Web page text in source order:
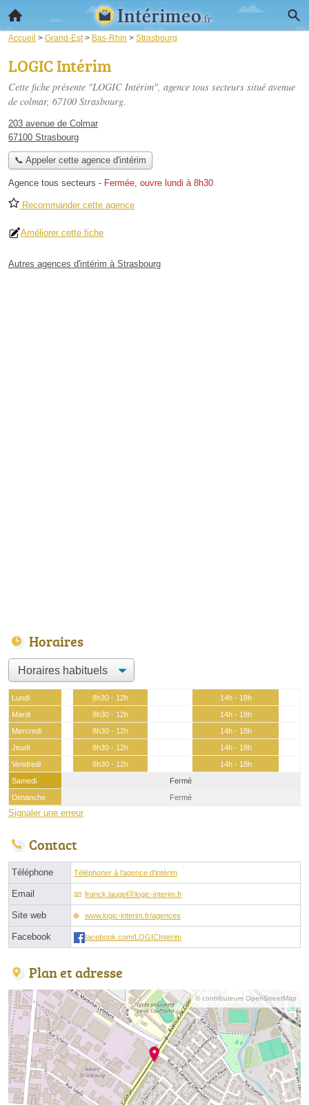
Accueil > Grand-Est> Bas-Rhin > Strasbourg
LOGIC Intérim
Cette fiche présente "LOGIC Intérim", agence tous secteurs situé avenue
de colmar, 67100 Strasbourg.
203 avenue de Colmar
67100 Strasbourg
📞 Appeler cette agence d'intérim
Agence tous secteurs - Fermée, ouvre lundi à 8h30
Recommander cette agence
Améliorer cette fiche
Autres agences d'intérim à Strasbourg
Horaires
Lundi 8h30 - 12h
14h - 18h
Mardi
8h30 - 12h
14h - 18h
Mercredi
8h30 - 12h
14h - 18h
Jeudi
8h30 - 12h
14h - 18h
Vendredi
8h30 - 12h
14h - 18h
Samedi
Fermé
Dimanche
Fermé
Signaler une erreur
Contact
Téléphone Téléphoner à l'agence d'intérim
Email franck.laugelⓐlogic-interim.fr
Site web www.logic-interim.fr/agences
Facebook facebook.com/LOGICInterim
Plan et adresse
© contributeurs OpenStreetMap